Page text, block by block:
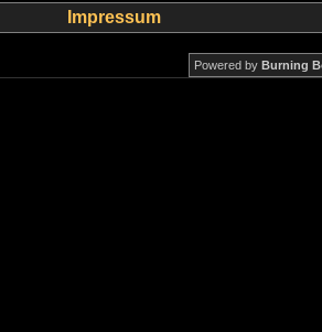
Impressum
Powered by Burning